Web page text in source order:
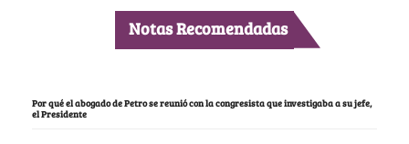
Notas Recomendadas
Por qué el abogado de Petro se reunió con la congresista que investigaba a su jefe,
el Presidente